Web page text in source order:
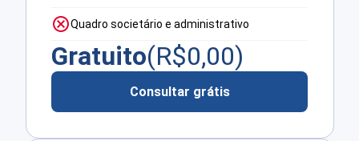
Quadro societário e administrativo
Gratuito(R$0,00)
Consultar grátis